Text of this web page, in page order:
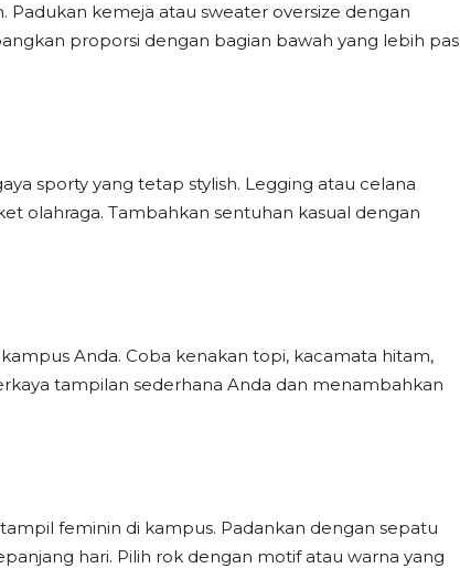
Padukan kemeja atau sweater oversize dengan
proporsi dengan bagian bawah yang lebih pas
sporty yang tetap stylish. Legging atau celana
olahraga. Tambahkan sentuhan kasual dengan
Anda. Coba kenakan topi, kacamata hitam,
tampilan sederhana Anda dan menambahkan
feminin di kampus. Padankan dengan sepatu
hari. Pilih rok dengan motif atau warna yang